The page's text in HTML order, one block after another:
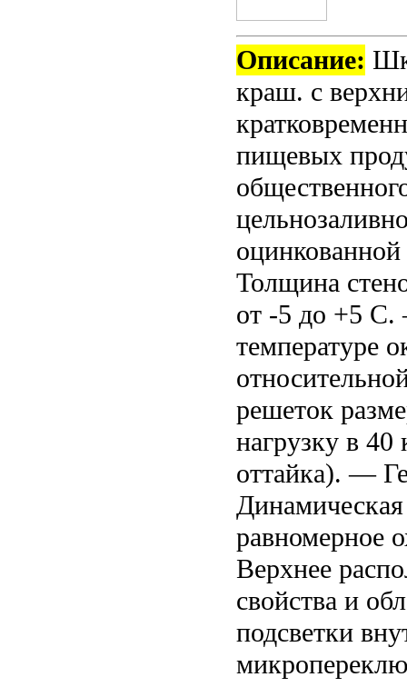
Описание:
краш. с
пищевых
Толщина
от -5 до +5 С.
температуре
решеток
нагрузку в
оттайка). —
Динамическая
равномерное
Верхнее
свойства и
подсветки